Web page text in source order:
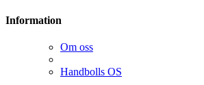
Information
Om oss
Handbolls OS